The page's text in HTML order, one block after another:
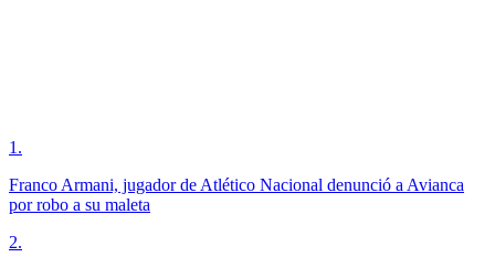
1 .
Franco Armani, jugador de Atlético Nacional denunció a Avianca
por robo a su maleta
2.